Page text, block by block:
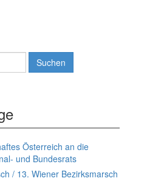
Österreich an die
und Bundesrats
/ 13. Wiener Bezirksmarsch